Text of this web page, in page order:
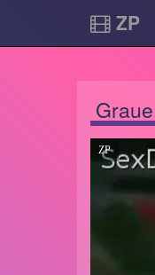
ZP
ZP